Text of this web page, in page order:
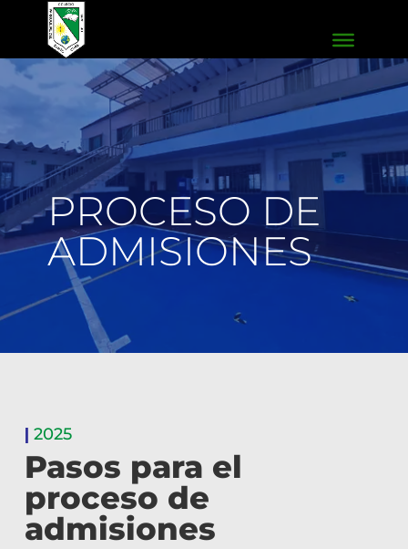
PROCESO DE
ADMISIONES
| 2025
Pasos para el
proceso de
admisiones